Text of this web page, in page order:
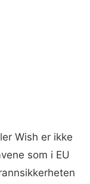
Wish er ikke
som i EU